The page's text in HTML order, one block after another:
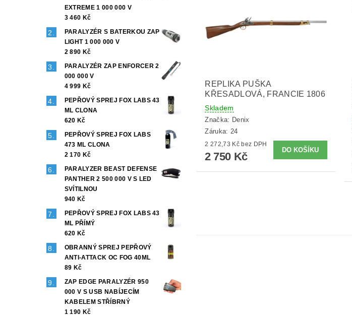
EXTREME 1 000 000 V
3 460 Kč
PARALYZÉR S BATERKOU ZAP
LIGHT 1 000 000 V
2 890 Kč
PARALYZÉR ZAP ENFORCER 2
000 000 V
4 999 Kč
PEPŘOVÝ SPREJ FOX LABS 43
ML CLONA
620 Kč
PEPŘOVÝ SPREJ FOX LABS
473 ML CLONA
2 170 Kč
PARALYZER BEAST DEFENSE
PANTHER 2 500 000 V S LED
SVÍTILNOU
940 Kč
PEPŘOVÝ SPREJ FOX LABS 43
ML PŘÍMÝ
620 Kč
OBRANNÝ SPREJ PEPŘOVÝ
ANTI-ATTACK OC FOG 40ML
89 Kč
ZAP EDGE PARALYZÉR 950
000 V S USB NABÍJECÍM
KABELEM STŘÍBRNÝ
1 190 Kč
REPLIKA PUŠKA
KŘESADLOVÁ, FRANCIE 1806
Skladem
Značka: Denix
Záruka: 24
2 272,73 Kč bez DPH
2 750 Kč